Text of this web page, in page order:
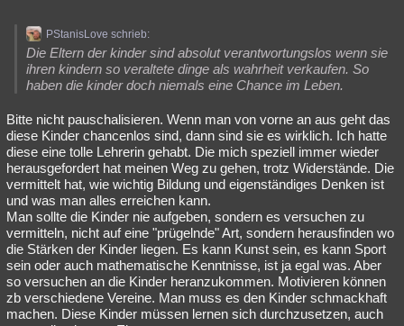
PStanisLove schrieb:
Die Eltern der kinder sind absolut verantwortungslos wenn sie
ihren kindern so veraltete dinge als wahrheit verkaufen. So
haben die kinder doch niemals eine Chance im Leben.
Bitte nicht pauschalisieren. Wenn man von vorne an aus geht das
diese Kinder chancenlos sind, dann sind sie es wirklich. Ich hatte
diese eine tolle Lehrerin gehabt. Die mich speziell immer wieder
herausgefordert hat meinen Weg zu gehen, trotz Widerstände. Die
vermittelt hat, wie wichtig Bildung und eigenständiges Denken ist
und was man alles erreichen kann.
Man sollte die Kinder nie aufgeben, sondern es versuchen zu
vermitteln, nicht auf eine "prügelnde" Art, sondern herausfinden wo
die Stärken der Kinder liegen. Es kann Kunst sein, es kann Sport
sein oder auch mathematische Kenntnisse, ist ja egal was. Aber
so versuchen an die Kinder heranzukommen. Motivieren können
zb verschiedene Vereine. Man muss es den Kinder schmackhaft
machen. Diese Kinder müssen lernen sich durchzusetzen, auch